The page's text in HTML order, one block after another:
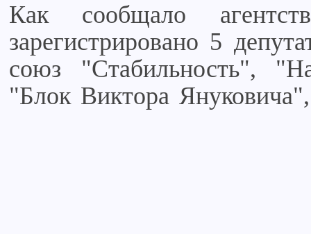
Как сообщало
зарегистрировано 5
союз "Стабильность",
"Блок Виктора